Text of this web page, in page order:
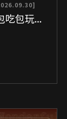
吃包玩...